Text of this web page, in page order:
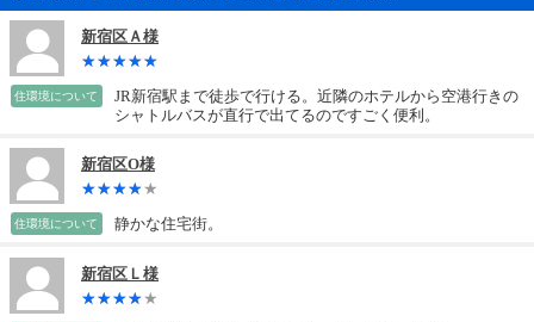
新宿区Ａ様
住環境について
JR新宿駅まで徒歩で行ける。近隣のホテルから空港行きの
シャトルバスが直行で出てるのですごく便利。
新宿区O様
住環境について 静かな住宅街。
新宿区Ｌ様